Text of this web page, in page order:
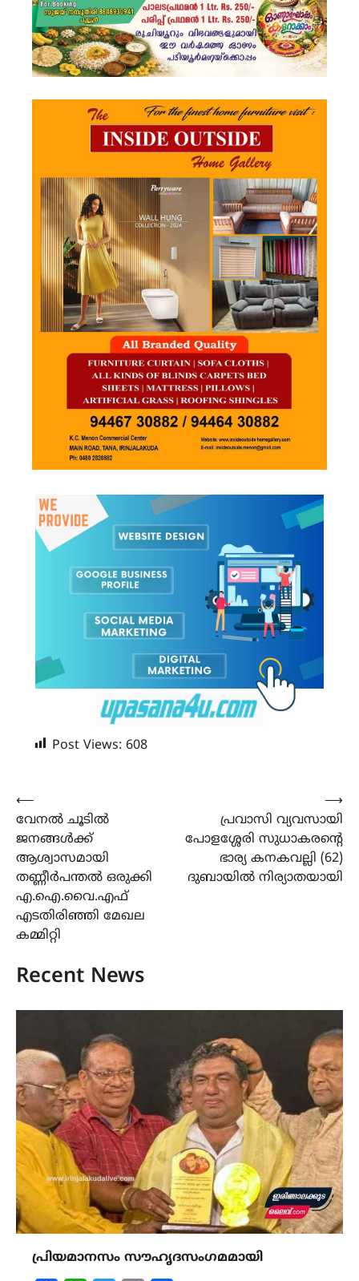
Post Views: 608
Post
navigation
⟵
വേനൽ ചൂടിൽ
ജനങ്ങൾക്ക്
ആശ്വാസമായി
തണ്ണീർപന്തൽ ഒരുക്കി
എ.ഐ.വൈ.എഫ്
എടതിരിഞ്ഞി മേഖല
കമ്മിറ്റി
പ്രവാസി വ്യവസായി
പോളശ്ശേരി സുധാകരൻ്റെ
ഭാര്യ കനകവല്ലി (62)
ദുബായിൽ നിര്യാതയായി
⟶
Recent News
പ്രിയമാനസം സൗഹൃദസംഗമമായി